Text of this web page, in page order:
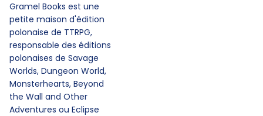
Gramel Books est une
petite maison d'édition
polonaise de TTRPG,
responsable des éditions
polonaises de Savage
Worlds, Dungeon World,
Monsterhearts, Beyond
the Wall and Other
Adventures ou Eclipse